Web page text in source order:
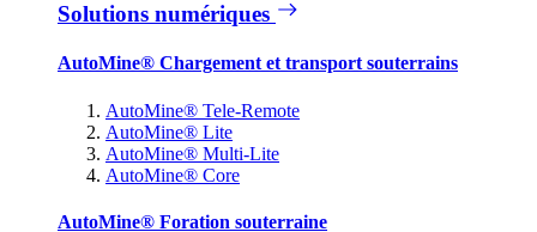
Solutions numériques
AutoMine® Chargement et transport souterrains
AutoMine® Tele-Remote
AutoMine® Lite
AutoMine® Multi-Lite
AutoMine® Core
AutoMine® Foration souterraine